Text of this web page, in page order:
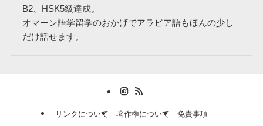
B2、HSK5級達成。
オマーン語学留学のおかげでアラビア語もほんの少し
だけ話せます。
リンクについて 著作権について
免責事項